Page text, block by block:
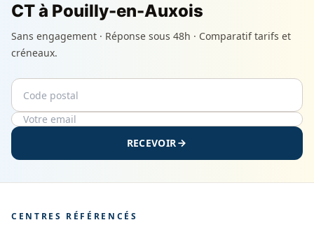
CT à Pouilly-en-Auxois
Sans engagement · Réponse sous 48h · Comparatif tarifs et
créneaux.
Code postal
Email
RECEVOIR
CENTRES RÉFÉRENCÉS